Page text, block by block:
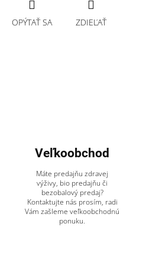
OPÝTAŤ SA ZDIEĽAŤ
Veľkoobchod
Máte predajňu zdravej
výživy, bio predajňu či
bezobalový predaj?
Kontaktujte nás prosím, radi
Vám zašleme veľkoobchodnú
ponuku.